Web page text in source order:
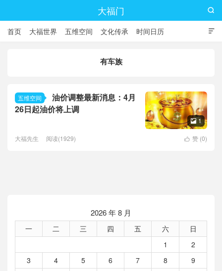
大福门

首页 大福世界 五维空间 文化传承 时间日历

有车族
五维空间
油价调整最新消息：4月
26日起油价将上调
 1
 赞 (0)
大福先生 阅读(1929)
2026 年 8 月
一 二 三 四 五 六
日
1
2
3
4 5 6 7 8
9